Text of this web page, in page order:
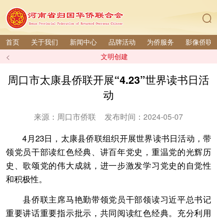
首页 关于我们 新闻中心 品牌活动 为侨服务 影像侨联
< 文明创建
周口市太康县侨联开展“4.23”世界读书日活
动
来源：周口市侨联 发布时间：2024-05-07
4月23日，太康县侨联组织开展世界读书日活动，带
领党员干部读红色经典、讲百年党史，重温党的光辉历
史、歌颂党的伟大成就，进一步激发学习党史的自觉性
和积极性。
县侨联主席马艳勤带领党员干部领读习近平总书记
重要讲话重要指示批示，共同阅读红色经典。充分利用